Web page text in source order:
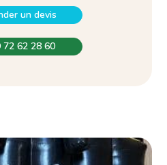
un devis
72 62 28 60